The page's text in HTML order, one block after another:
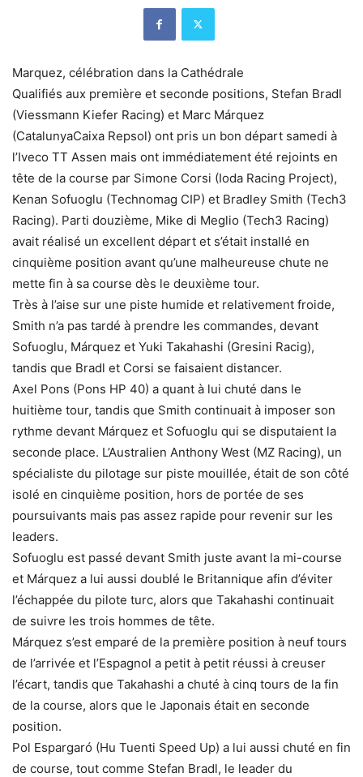
Marquez, célébration dans la Cathédrale
Qualifiés aux première et seconde positions, Stefan Bradl
(Viessmann Kiefer Racing) et Marc Márquez
(CatalunyaCaixa Repsol) ont pris un bon départ samedi à
l’Iveco TT Assen mais ont immédiatement été rejoints en
tête de la course par Simone Corsi (Ioda Racing Project),
Kenan Sofuoglu (Technomag CIP) et Bradley Smith (Tech3
Racing). Parti douzième, Mike di Meglio (Tech3 Racing)
avait réalisé un excellent départ et s’était installé en
cinquième position avant qu’une malheureuse chute ne
mette fin à sa course dès le deuxième tour.
Très à l’aise sur une piste humide et relativement froide,
Smith n’a pas tardé à prendre les commandes, devant
Sofuoglu, Márquez et Yuki Takahashi (Gresini Racig),
tandis que Bradl et Corsi se faisaient distancer.
Axel Pons (Pons HP 40) a quant à lui chuté dans le
huitième tour, tandis que Smith continuait à imposer son
rythme devant Márquez et Sofuoglu qui se disputaient la
seconde place. L’Australien Anthony West (MZ Racing), un
spécialiste du pilotage sur piste mouillée, était de son côté
isolé en cinquième position, hors de portée de ses
poursuivants mais pas assez rapide pour revenir sur les
leaders.
Sofuoglu est passé devant Smith juste avant la mi-course
et Márquez a lui aussi doublé le Britannique afin d’éviter
l’échappée du pilote turc, alors que Takahashi continuait
de suivre les trois hommes de tête.
Márquez s’est emparé de la première position à neuf tours
de l’arrivée et l’Espagnol a petit à petit réussi à creuser
l’écart, tandis que Takahashi a chuté à cinq tours de la fin
de la course, alors que le Japonais était en seconde
position.
Pol Espargaró (Hu Tuenti Speed Up) a lui aussi chuté en fin
de course, tout comme Stefan Bradl, le leader du